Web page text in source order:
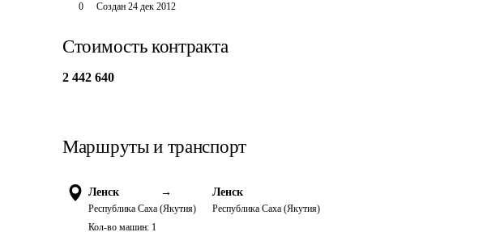
0 Создан 24 дек 2012
Стоимость контракта
2 442 640
Маршруты и транспорт
Ленск →
Республика Саха (Якутия)
Ленск
Республика Саха (Якутия)
Кол-во машин: 1